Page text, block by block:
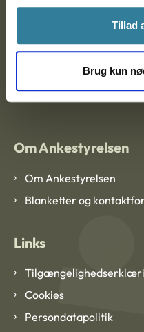
Tillad
Brug kun
Ankestyrelsen
EAN: 57 98 000 35 48 21
CVR: 1007 4002
Om Ankestyrelsen
Om Ankestyrelsen
Blanketter og
Links
Cookies
Persondatapolitik